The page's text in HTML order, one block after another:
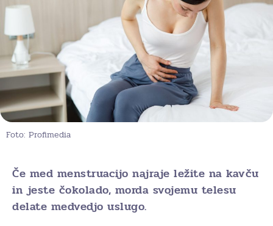
Foto: Profimedia
Če med menstruacijo najraje ležite na kavču
in jeste čokolado, morda svojemu telesu
delate medvedjo uslugo.